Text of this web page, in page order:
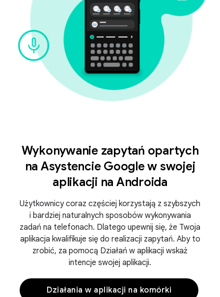
Wykonywanie zapytań opartych
na Asystencie Google w swojej
aplikacji na Androida
Użytkownicy coraz częściej korzystają z szybszych
i bardziej naturalnych sposobów wykonywania
zadań na telefonach. Dlatego upewnij się, że Twoja
aplikacja kwalifikuje się do realizacji zapytań. Aby to
zrobić, za pomocą Działań w aplikacji wskaż
intencje swojej aplikacji.
Działania w aplikacji na komórki